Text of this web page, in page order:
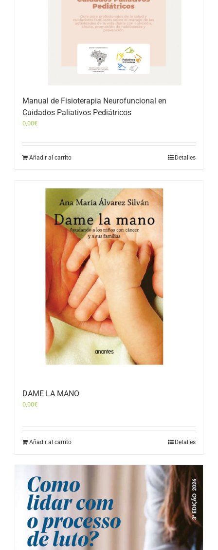
Manual de Fisioterapia Neurofuncional en
Cuidados Paliativos Pediátricos
0,00€
Añadir al carrito Detalles
DAME LA MANO
0,00€
Añadir al carrito Detalles